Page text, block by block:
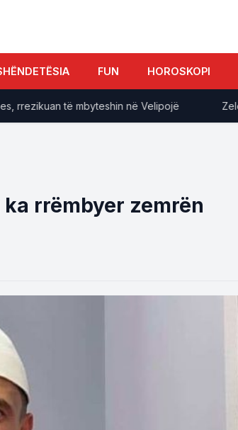
FUN HOROSKOPI
të mbyteshin në Velipojë
rrëmbyer zemrën